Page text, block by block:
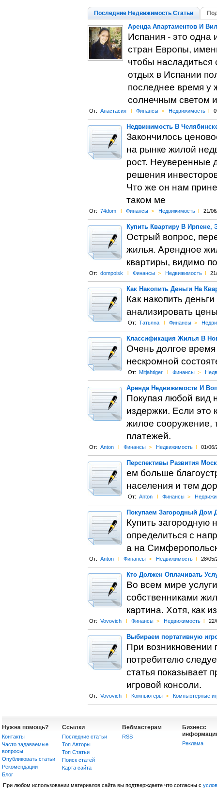
Последние Недвижимость Статьи
Аренда Апартаментов И
Испания - это
стран Европы,
чтобы
отдых в Испании
последнее время у
солнечным светом
От: Анастасия l Финансы > Недвижимость l
Недвижимость В
Закончилось
на рынке жилой
рост. Неуверенные
решения
Что же он нам
таком ме
От: 74dom l Финансы > Недвижимость l 21/
Купить Квартиру В Ирпене,
Острый вопрос,
жилья. Арендное
квартиры, видимо
От: dompoisk l Финансы > Недвижимость l
Как Накопить Деньги На
Как накопить
анализировать
От: Татьяна l Финансы >
Классификация Жилья В
Очень долгое время
нескромной
От: Mitjahtiger l Финансы >
Аренда Недвижимости И
Покупая любой вид
издержки. Если это
жилое сооружение,
платежей.
От: Anton l Финансы > Недвижимость l 01/06/
Перспективы Развития
ем больше
населения и тем
От: Anton l Финансы >
Покупаем Загородный Дом
Купить загородную
определиться с
а на
От: Anton l Финансы > Недвижимость l 28/05/
Кто Должен Оплачивать
Во всем мире
собственниками
картина. Хотя, как
От: Vovovich l Финансы > Недвижимость l 22/
Выбираем портативную
При возникновении
потребителю
статья показывает
игровой консоли.
От: Vovovich l Компьютеры > Компьютерные
Нужна помощь?
Контакты
Часто задаваемые
вопросы
Опубликовать статьи
Рекомендации
Блог
Ссылки
Последние статьи
Топ Авторы
Топ Статьи
Поиск статей
Карта сайта
Вебмастерам
RSS
Бизнесс
Реклама
При любом использовании материалов сайта вы подтверждаете что согласны с